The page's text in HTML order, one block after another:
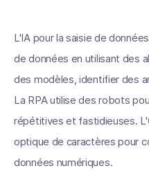
L'IA pour la saisie de
de données en utilisant des
des modèles, identifier des
La RPA utilise des robots
répétitives et fastidieuses.
optique de caractères pour
données numériques.